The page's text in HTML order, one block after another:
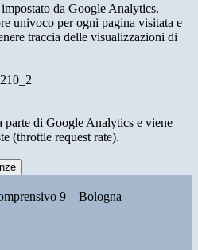
da Google Analytics.
univoco per ogni pagina visitata e
traccia delle visualizzazioni di
parte di Google Analytics e viene
(throttle request rate).
9 – Bologna